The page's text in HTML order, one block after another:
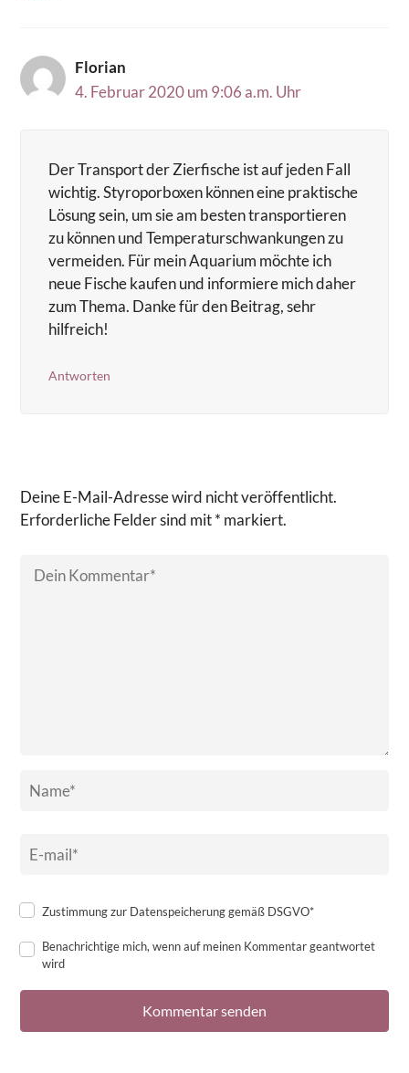
Florian
4. Februar 2020 um 9:06 a.m. Uhr
Der Transport der Zierfische ist auf jeden Fall
wichtig. Styroporboxen können eine praktische
Lösung sein, um sie am besten transportieren
zu können und Temperaturschwankungen zu
vermeiden. Für mein Aquarium möchte ich
neue Fische kaufen und informiere mich daher
zum Thema. Danke für den Beitrag, sehr
hilfreich!
Antworten
Deine E-Mail-Adresse wird nicht veröffentlicht.
Erforderliche Felder sind mit * markiert.
Zustimmung zur Datenspeicherung gemäß DSGVO*
Benachrichtige mich, wenn auf meinen Kommentar geantwortet
wird